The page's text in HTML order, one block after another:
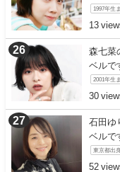
1997年生
13
森七菜
ベルで
2001年生
30
石田ゆ
ベルで
東京都出
52